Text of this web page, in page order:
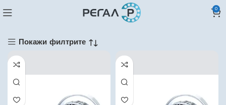
0
Покажи филтрите